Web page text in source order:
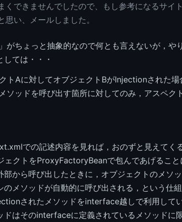
くできませんでしたので、もし参考になるサイ
い、メールしました。
がちょっと抽象的なので何とも言えないが，や
ては・・・
トAに対してオブジェクトBがInjectionされた場
ソッドを呼び出す箇所に対してのみ，アスペク
での記述内容を見れば，おのずと見えてくる
ェクトをProxyFactoryBeanで包んであげるこ
部から呼び出したときに，オブジェクトのメソ
のメソッドが自動的に呼び出される，という仕
されたメソッドをinterface越しで利用して
ドはそのinterfaceに定義されているメソッドに